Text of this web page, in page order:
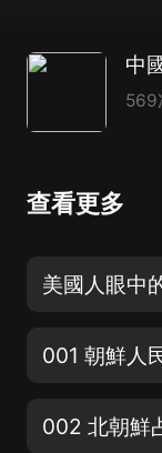
569
查看更多
美國人眼中
001 朝鮮人
002 北朝鮮